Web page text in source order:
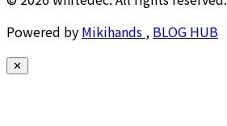
Powered by Mikihands , BLOG HUB
✕